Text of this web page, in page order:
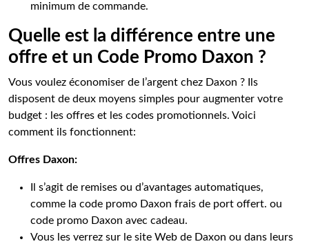
minimum de commande.
Quelle est la différence entre une
offre et un Code Promo Daxon ?
Vous voulez économiser de l’argent chez Daxon ? Ils
disposent de deux moyens simples pour augmenter votre
budget : les offres et les codes promotionnels. Voici
comment ils fonctionnent:
Offres Daxon:
Il s’agit de remises ou d’avantages automatiques,
comme la code promo Daxon frais de port offert. ou
code promo Daxon avec cadeau.
Vous les verrez sur le site Web de Daxon ou dans leurs